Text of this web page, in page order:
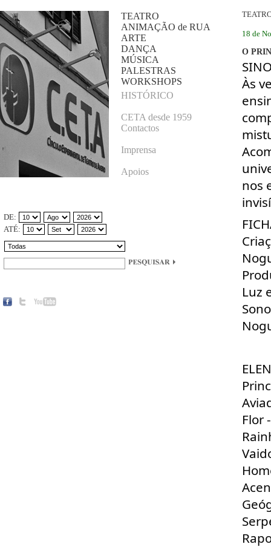
TEATRO
ANIMAÇÃO de RUA
ARTE
DANÇA
MÚSICA
PALESTRAS
WORKSHOPS
HISTÓRICO
CETA desde 1959
Contactos
Imprensa
Apoios
DE:
ATÉ:
18 de
O
Às
nos
Luz
Flor